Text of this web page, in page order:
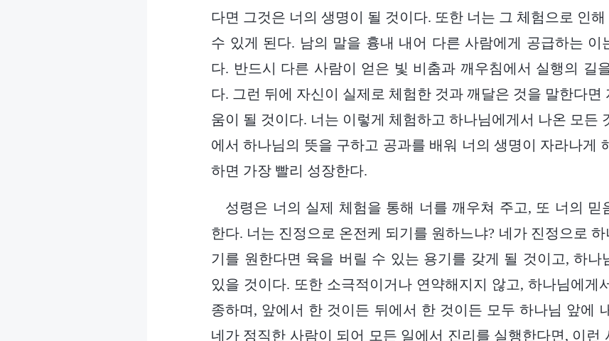
다면 그것은 너의 생명이 될 것이다. 또한 너는 그 체험으로 인
수 있게 된다. 남의 말을 흉내 내어 다른 사람에게 공급하는 이
다. 반드시 다른 사람이 얻은 빛 비춤과 깨우침에서 실행의 길
다. 그런 뒤에 자신이 실제로 체험한 것과 깨달은 것을 말한다면
움이 될 것이다. 너는 이렇게 체험하고 하나님에게서 나온 모든
에서 하나님의 뜻을 구하고 공과를 배워 너의 생명이 자라나게
하면 가장 빨리 성장한다.
성령은 너의 실제 체험을 통해 너를 깨우쳐 주고, 또 너의 믿
한다. 너는 진정으로 온전케 되기를 원하느냐? 네가 진정으로
기를 원한다면 육을 버릴 수 있는 용기를 갖게 될 것이고, 하나
있을 것이다. 또한 소극적이거나 연약해지지 않고, 하나님에게
종하며, 앞에서 한 것이든 뒤에서 한 것이든 모두 하나님 앞에
네가 정직한 사람이 되어 모든 일에서 진리를 실행한다면, 이런